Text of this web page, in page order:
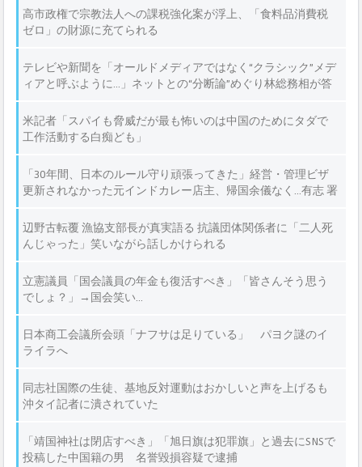
高市政権で宗教法人への課税強化案が浮上、「食料品消費税
ゼロ」の財源に充てられる
テレビや新聞を「オールドメディアではなく“クラシック”メデ
ィアと呼ぶように…」ネットとの“分断論”めぐり林総務相が答
米記者「スパイも脅威だが最も怖いのは中国のためにタダで
工作活動する白痴ども」
「30年間、日本のルール守り頑張ってきた」経営・管理ビザ
更新されなかった元インドカレー店主、帰国余儀なく…有志 署
辺野古転覆 漁協支部長が真実語る 抗議団体関係者に「二人死
んじゃった」笑いながら話しかけられる
立憲議員「国会議員の年金も復活すべき」「皆さんそう思う
でしょ？」→国会笑い…
日本商工会議所会頭「ナフサは足りている」 パヨク謎のイ
ライラへ
同志社国際の生徒、基地反対運動はおかしいと声を上げるも
沖タイ記者に潰されていた
「靖国神社は閉店すべき」「旭日旗は犯罪旗」と過去にSNSで
投稿した中国籍の男 名誉毀損容疑で逮捕